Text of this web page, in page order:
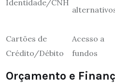
Identidade/CNH
Cartões de
Crédito/Débito
Acesso a
fundos
Orçamento e